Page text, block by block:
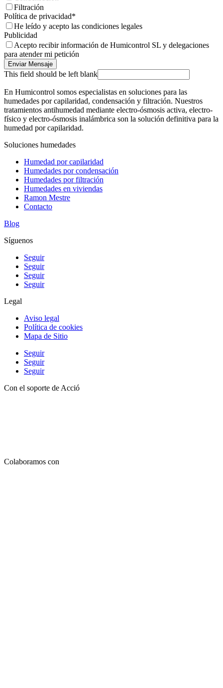
Filtración
Política de privacidad*
He leído y acepto las condiciones legales
Publicidad
Acepto recibir información de Humicontrol SL y delegaciones
para atender mi petición
Enviar Mensaje
This field should be left blank
En Humicontrol somos especialistas en soluciones para las
humedades por capilaridad, condensación y filtración. Nuestros
tratamientos antihumedad mediante electro-ósmosis activa, electro-
físico y electro-ósmosis inalámbrica son la solución definitiva para la
humedad por capilaridad.
Soluciones humedades
Humedad por capilaridad
Humedades por condensación
Humedades por filtración
Humedades en viviendas
Ramon Mestre
Contacto
Blog
Síguenos
Seguir
Seguir
Seguir
Seguir
Legal
Aviso legal
Política de cookies
Mapa de Sitio
Seguir
Seguir
Seguir
Con el soporte de Acció
Colaboramos con